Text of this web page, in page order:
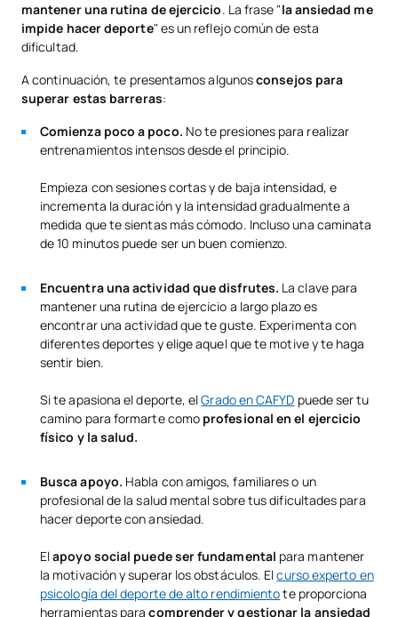
mantener una rutina de ejercicio. La frase "la ansiedad me
impide hacer deporte" es un reflejo común de esta
dificultad.
A continuación, te presentamos algunosconsejos para
superar estas barreras:
Comienza poco a poco. No te presiones para realizar
entrenamientos intensos desde el principio.
Empieza con sesiones cortas y de baja intensidad, e
incrementa la duración y la intensidad gradualmente a
medida que te sientas más cómodo. Incluso una caminata
de 10 minutos puede ser un buen comienzo.
Encuentra una actividad que disfrutes. La clave para
mantener una rutina de ejercicio a largo plazo es
encontrar una actividad que te guste. Experimenta con
diferentes deportes y elige aquel que te motive y te haga
sentir bien.
Si te apasiona el deporte, elGrado en CAFYD puede ser tu
camino para formarte como profesional en el ejercicio
físico y la salud.
Busca apoyo. Habla con amigos, familiares o un
profesional de la salud mental sobre tus dificultades para
hacer deporte con ansiedad.
Elapoyo social puede ser fundamental para mantener
la motivación y superar los obstáculos. Elcurso experto en
psicología del deporte de alto rendimientote proporciona
herramientas paracomprender y gestionar la ansiedad